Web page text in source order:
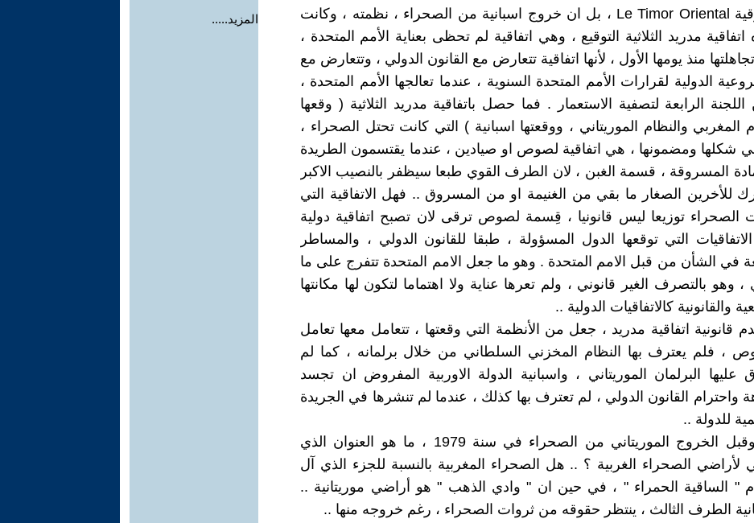
الشرقية Le Timor Oriental ، بل ان خروج اسبانية من الصحراء ، نظمته ، وكانت
اتفاقية مدريد الثلاثية التوقيع ، وهي اتفاقية لم تحظى بعناية الأمم المتحدة ،
تجاهلتها منذ يومها الأول ، لأنها اتفاقية تتعارض مع القانون الدولي ، وتتعارض مع
الدولية لقرارات الأمم المتحدة السنوية ، عندما تعالجها الأمم المتحدة ،
الرابعة لتصفية الاستعمار . فما حصل باتفاقية مدريد الثلاثية ( وقعها
المغربي والنظام الموريتاني ، ووقعتها اسبانية ) التي كانت تحتل الصحراء ،
في شكلها ومضمونها ، هي اتفاقية لصوص او صيادين ، عندما يقتسمون الطريدة
المسروقة ، قسمة الغبن ، لان الطرف القوي طبعا سيظفر بالنصيب الاكبر
للأخرين الصغار ما بقي من الغنيمة او من المسروق .. فهل الاتفاقية التي
الصحراء توزيعا ليس قانونيا ، قِسمة لصوص ترقى لان تصبح اتفاقية دولية
التي توقعها الدول المسؤولة ، طبقا للقانون الدولي ، والمساطر
في الشأن من قبل الامم المتحدة . وهو ما جعل الامم المتحدة تتفرج على ما
وهو بالتصرف الغير قانوني ، ولم تعرها عناية ولا اهتماما لتكون لها مكانتها
والقانونية كالاتفاقيات الدولية ..
قانونية اتفاقية مدريد ، جعل من الأنظمة التي وقعتها ، تتعامل معها تعامل
، فلم يعترف بها النظام المخزني السلطاني من خلال برلمانه ، كما لم
عليها البرلمان الموريتاني ، واسبانية الدولة الاوربية المفروض ان تجسد
واحترام القانون الدولي ، لم تعترف بها كذلك ، عندما لم تنشرها في الجريدة
للدولة ..
اذن وقبل الخروج الموريتاني من الصحراء في سنة 1979 ، ما هو العنوان الذي
لأراضي الصحراء الغربية ؟ .. هل الصحراء المغربية بالنسبة للجزء الذي آل
" الساقية الحمراء " ، في حين ان " وادي الذهب " هو أراضي موريتانية ..
الطرف الثالث ، ينتظر حقوقه من ثروات الصحراء ، رغم خروجه منها ..
المزيد.....